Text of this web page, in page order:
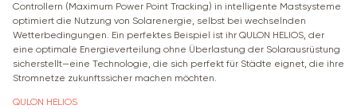
Controllern (Maximum Power Point Tracking) in intelligente Mastsysteme
optimiert die Nutzung von Solarenergie, selbst bei wechselnden
Wetterbedingungen. Ein perfektes Beispiel ist ihr QULON HELIOS, der
eine optimale Energieverteilung ohne Überlastung der Solarausrüstung
sicherstellt—eine Technologie, die sich perfekt für Städte eignet, die ihre
Stromnetze zukunftssicher machen möchten.
QULON HELIOS